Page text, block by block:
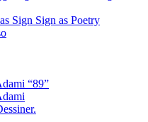
Sign Sign as Poetry
“89”